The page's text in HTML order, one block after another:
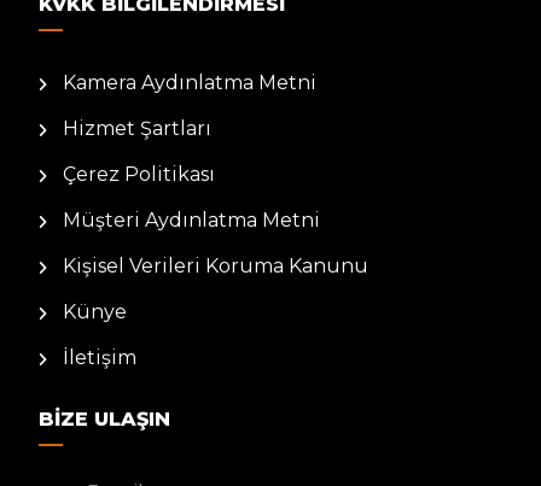
Kamera Aydınlatma Metni
Hizmet Şartları
Çerez Politikası
Müşteri Aydınlatma Metni
Kişisel Verileri Koruma Kanunu
Künye
İletişim
BIZE ULAŞIN